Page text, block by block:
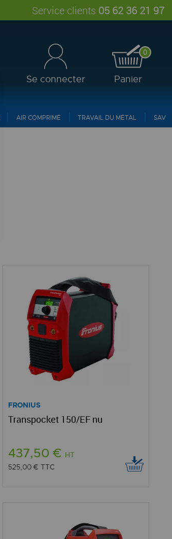
Service clients 05 62 36 21 97
Se connecter
0
Panier
AIR COMPRIMÉ TRAVAIL DU MÉTAL SAV
FRONIUS
Transpocket 150/EF nu
437,50 € HT
525,00 €TTC